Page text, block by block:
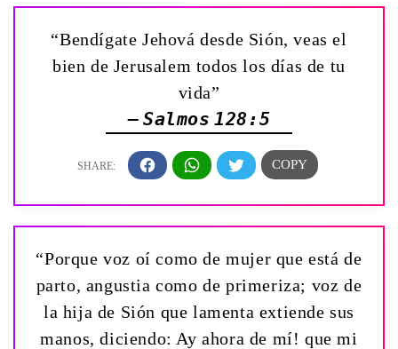
“Bendígate Jehová desde Sión, veas el
bien de Jerusalem todos los días de tu
vida”
— Salmos 128:5
“Porque voz oí como de mujer que está de
parto, angustia como de primeriza; voz de
la hija de Sión que lamenta extiende sus
manos, diciendo: ­Ay ahora de mí! que mi